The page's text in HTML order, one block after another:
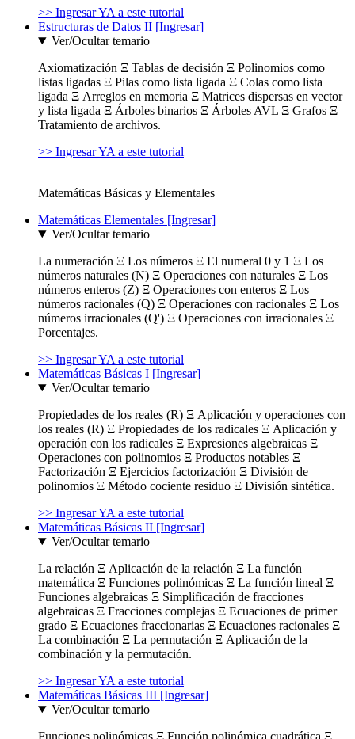
>> Ingresar YA a este tutorial
Estructuras de Datos II [Ingresar]
Ver/Ocultar temario
Axiomatización Ξ Tablas de decisión Ξ Polinomios como
listas ligadas Ξ Pilas como lista ligada Ξ Colas como lista
ligada Ξ Arreglos en memoria Ξ Matrices dispersas en vector
y lista ligada Ξ Árboles binarios Ξ Árboles AVL Ξ Grafos Ξ
Tratamiento de archivos.
>> Ingresar YA a este tutorial
Matemáticas Básicas y Elementales
Matemáticas Elementales [Ingresar]
Ver/Ocultar temario
La numeración Ξ Los números Ξ El numeral 0 y 1 Ξ Los
números naturales (N) Ξ Operaciones con naturales Ξ Los
números enteros (Z) Ξ Operaciones con enteros Ξ Los
números racionales (Q) Ξ Operaciones con racionales Ξ Los
números irracionales (Q') Ξ Operaciones con irracionales Ξ
Porcentajes.
>> Ingresar YA a este tutorial
Matemáticas Básicas I [Ingresar]
Ver/Ocultar temario
Propiedades de los reales (R) Ξ Aplicación y operaciones con
los reales (R) Ξ Propiedades de los radicales Ξ Aplicación y
operación con los radicales Ξ Expresiones algebraicas Ξ
Operaciones con polinomios Ξ Productos notables Ξ
Factorización Ξ Ejercicios factorización Ξ División de
polinomios Ξ Método cociente residuo Ξ División sintética.
>> Ingresar YA a este tutorial
Matemáticas Básicas II [Ingresar]
Ver/Ocultar temario
La relación Ξ Aplicación de la relación Ξ La función
matemática Ξ Funciones polinómicas Ξ La función lineal Ξ
Funciones algebraicas Ξ Simplificación de fracciones
algebraicas Ξ Fracciones complejas Ξ Ecuaciones de primer
grado Ξ Ecuaciones fraccionarias Ξ Ecuaciones racionales Ξ
La combinación Ξ La permutación Ξ Aplicación de la
combinación y la permutación.
>> Ingresar YA a este tutorial
Matemáticas Básicas III [Ingresar]
Ver/Ocultar temario
Funciones polinómicas Ξ Función polinómica cuadrática Ξ